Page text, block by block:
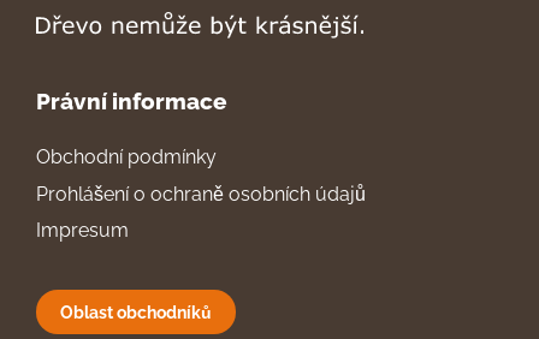
Právní informace
Obchodní podmínky
Prohlášení o ochraně osobních údajů
Impresum
Oblast obchodníků